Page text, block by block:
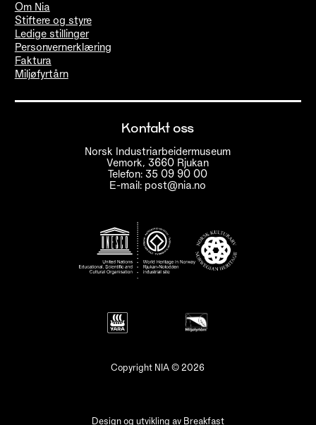
Om Nia
Stiftere og styre
Ledige stillinger
Personvernerklæring
Faktura
Miljøfyrtårn
Kontakt oss
Norsk Industriarbeidermuseum
Vemork, 3660 Rjukan
Telefon: 35 09 90 00
E-mail: post@nia.no
Copyright NIA © 2026
Design og utvikling av Breakfast